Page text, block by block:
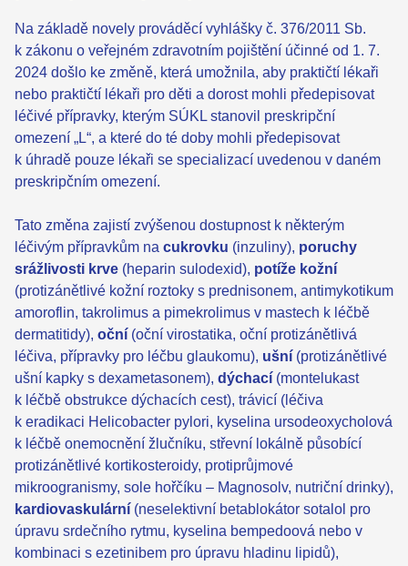
Na základě novely prováděcí vyhlášky č. 376/2011 Sb.
k zákonu o veřejném zdravotním pojištění účinné od 1. 7.
2024 došlo ke změně, která umožnila, aby praktičtí lékaři
nebo praktičtí lékaři pro děti a dorost mohli předepisovat
léčivé přípravky, kterým SÚKL stanovil preskripční
omezení „L“, a které do té doby mohli předepisovat
k úhradě pouze lékaři se specializací uvedenou v daném
preskripčním omezení.
Tato změna zajistí zvýšenou dostupnost k některým
léčivým přípravkům na cukrovku (inzuliny), poruchy
srážlivosti krve (heparin sulodexid), potíže kožní
(protizánětlivé kožní roztoky s prednisonem, antimykotikum
amoroflin, takrolimus a pimekrolimus v mastech k léčbě
dermatitidy), oční (oční virostatika, oční protizánětlivá
léčiva, přípravky pro léčbu glaukomu), ušní (protizánětlivé
ušní kapky s dexametasonem), dýchací (montelukast
k léčbě obstrukce dýchacích cest), trávicí (léčiva
k eradikaci Helicobacter pylori, kyselina ursodeoxycholová
k léčbě onemocnění žlučníku, střevní lokálně působící
protizánětlivé kortikosteroidy, protiprůjmové
mikroogranismy, sole hořčíku – Magnosolv, nutriční drinky),
kardiovaskulární (neselektivní betablokátor sotalol pro
úpravu srdečního rytmu, kyselina bempedoová nebo v
kombinaci s ezetinibem pro úpravu hladinu lipidů),